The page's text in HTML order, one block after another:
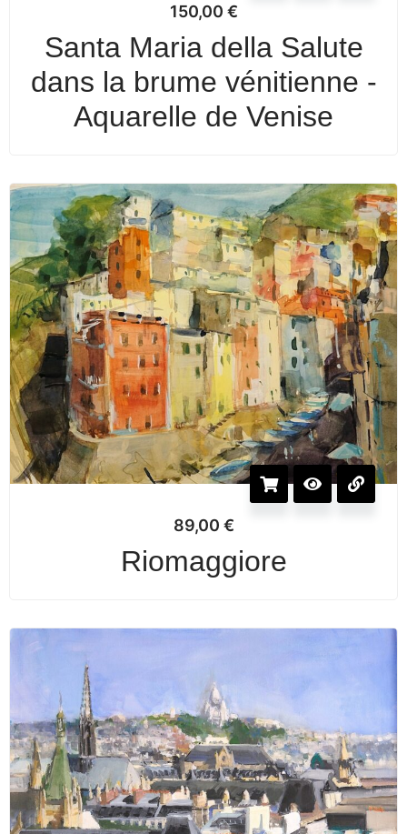
150,00 €
Santa Maria della Salute
dans la brume vénitienne -
Aquarelle de Venise
89,00 €
Riomaggiore